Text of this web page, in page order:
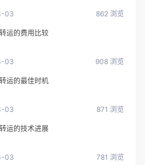
03 862 浏览
运的费用比较
03 908 浏览
运的最佳时机
03 871 浏览
运的技术进展
03 781 浏览